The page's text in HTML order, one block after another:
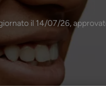
il 14/07/26,